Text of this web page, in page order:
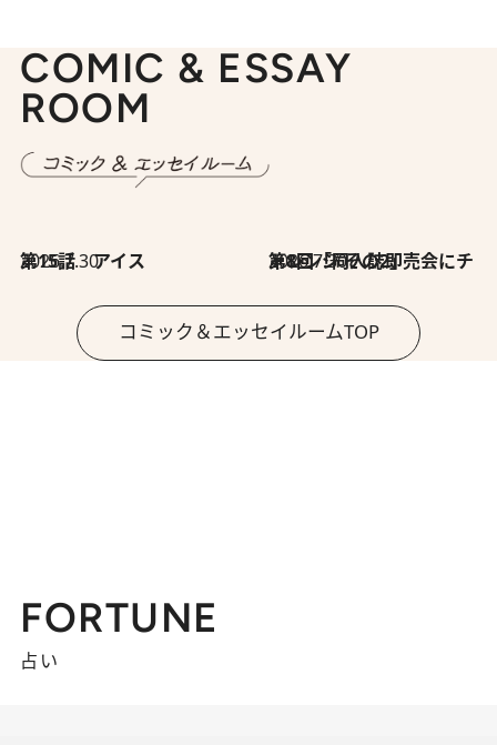
COMIC & ESSAY
ROOM
2026.7.30
第15話 アイス 2026.7.30
第8回「同人誌即売会にチャレンジ その2」
コミック＆エッセイルームTOP
FORTUNE
占い